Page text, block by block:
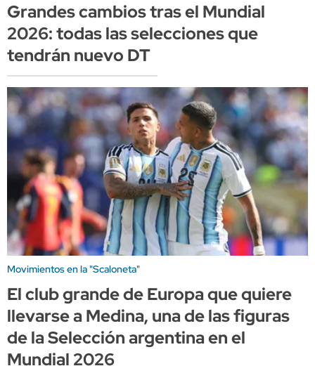
Grandes cambios tras el Mundial
2026: todas las selecciones que
tendrán nuevo DT
Movimientos en la "Scaloneta"
El club grande de Europa que quiere
llevarse a Medina, una de las figuras
de la Selección argentina en el
Mundial 2026